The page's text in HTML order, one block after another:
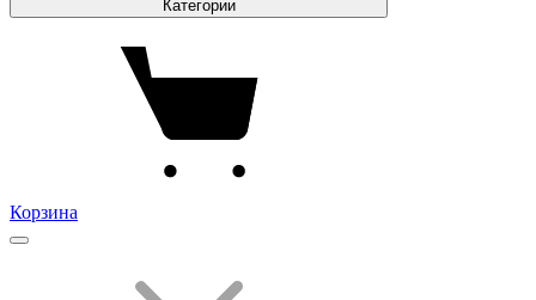
Категории
Корзина